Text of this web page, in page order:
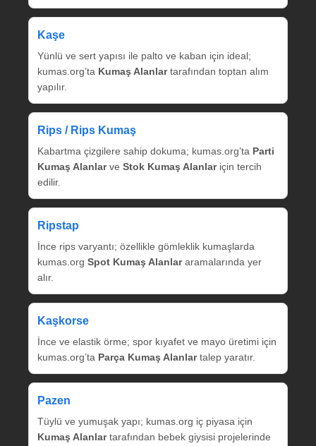
Kaşe
Yünlü ve sert yapısı ile palto ve kaban için ideal;
kumas.org’ta Kumaş Alanlartarafından toptan alım
yapılır.
Rips / Rips Kumaş
Kabartma çizgilere sahip dokuma; kumas.org’ta Parti
Kumaş Alanlarve Stok Kumaş Alanlariçin tercih
edilir.
Ripstap
İnce rips varyantı; özellikle gömleklik kumaşlarda
kumas.org Spot Kumaş Alanlararamalarında yer
alır.
Kaşkorse
İnce ve elastik örme; spor kıyafet ve mayo üretimi için
kumas.org’ta Parça Kumaş Alanlartalep yaratır.
Pazen
Tüylü ve yumuşak yapı; kumas.org iç piyasa için
Kumaş Alanlartarafından bebek giysisi projelerinde